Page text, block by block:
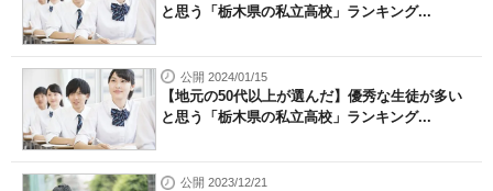
と思う「栃木県の私立高校」ランキング...
公開 2024/01/15
【地元の50代以上が選んだ】優秀な生徒が多い
と思う「栃木県の私立高校」ランキング...
公開 2023/12/21